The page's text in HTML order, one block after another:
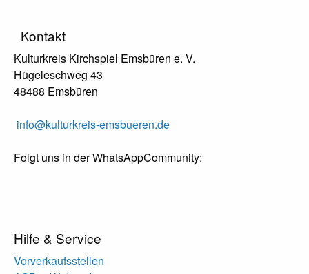
Kontakt
Kulturkreis Kirchspiel Emsbüren e. V.
Hügeleschweg 43
48488 Emsbüren
info@kulturkreis-emsbueren.de
Folgt uns in der WhatsAppCommunity:
Hilfe & Service
Vorverkaufsstellen